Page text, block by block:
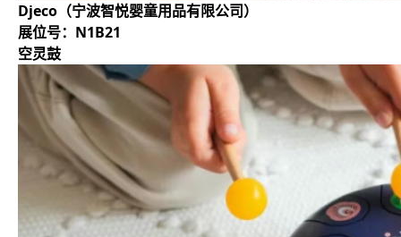
Djeco（宁波智悦婴童用品有限公司）
展位号：N1B21
空灵鼓